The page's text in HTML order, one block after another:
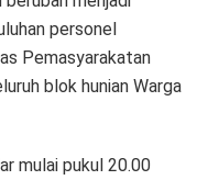
personel
Pemasyarakatan
blok hunian Warga
mulai pukul 20.00